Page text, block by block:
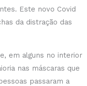
Este novo Covid
da distração das
em alguns no interior
nas máscaras que
passaram a